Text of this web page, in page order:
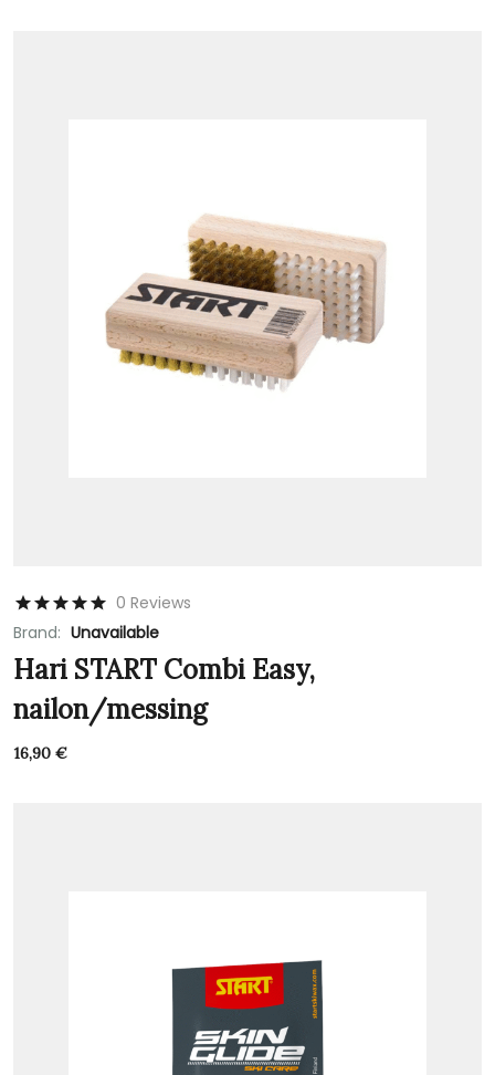
0 Reviews
Brand: Unavailable
Hari START Combi Easy,
nailon/messing
16,90 €